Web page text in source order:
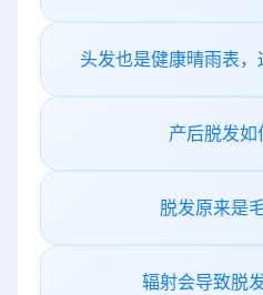
头发也是健康晴雨表
产后脱发如
脱发原来是
辐射会导致脱